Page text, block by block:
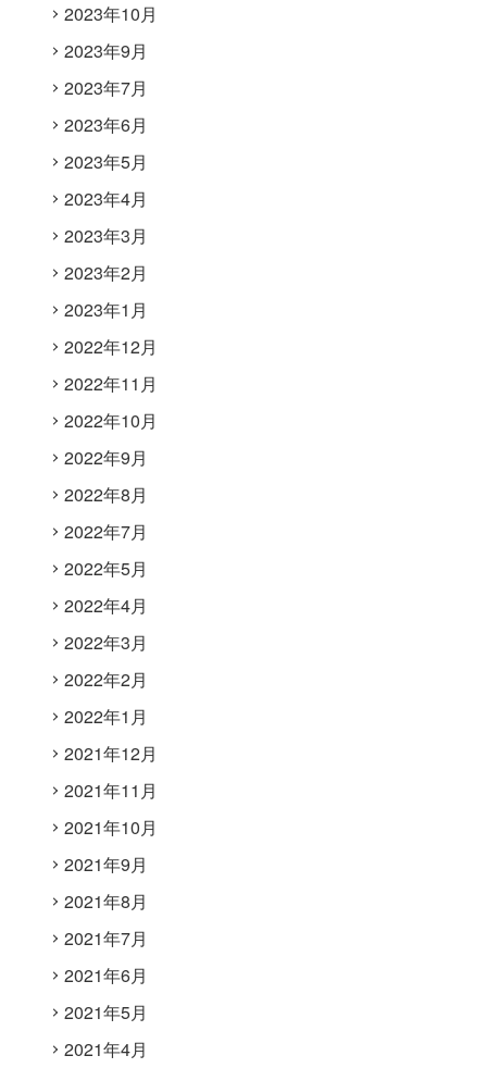
2023年10月
2023年9月
2023年7月
2023年6月
2023年5月
2023年4月
2023年3月
2023年2月
2023年1月
2022年12月
2022年11月
2022年10月
2022年9月
2022年8月
2022年7月
2022年5月
2022年4月
2022年3月
2022年2月
2022年1月
2021年12月
2021年11月
2021年10月
2021年9月
2021年8月
2021年7月
2021年6月
2021年5月
2021年4月